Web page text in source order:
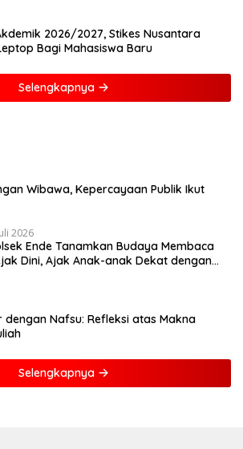
2026/2027, Stikes Nusantara
Bagi Mahasiswa Baru
Selengkapnya
Wibawa, Kepercayaan Publik Ikut
2026
Ende Tanamkan Budaya Membaca
Dini, Ajak Anak-anak Dekat dengan
dengan Nafsu: Refleksi atas Makna
Selengkapnya